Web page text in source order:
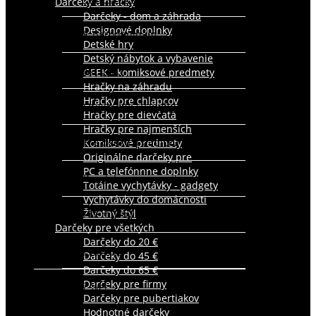
K narodeninám
Na párty
Originálne svadobné dary
Pre dedka a babičku
Pre deti
Pre mužov
Pre ženy
Detský svet
Darčeky - dom a záhrada
Designové doplnky
Detské hry
Detský nábytok a vybavenie
GEEK - komiksové predmety
Hračky na záhradu
Hračky pre chlapcov
Hračky pre dievčatá
Hračky pre najmenších
Komiksové predmety
Originálne darčeky pre
PC a telefónnne doplnky
Totálne vychytávky - gadgety
Vychytávky do domácnosti
Životný štýl
Darčeky pre všetkých
Darčeky do 20 €
Darčeky do 45 €
Darčeky do 65 €
Darčeky pre firmy
Darčeky pre pubertiakov
Hodnotné darčeky